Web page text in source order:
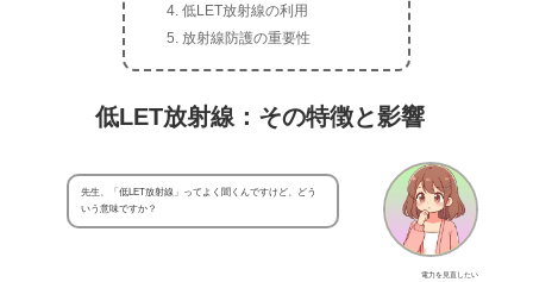
低LET放射線の利用
放射線防護の重要性
低LET放射線：その特徴と影響
電力を見直したい
先生、「低LET放射線」ってよく聞くんですけど、どう
いう意味ですか？